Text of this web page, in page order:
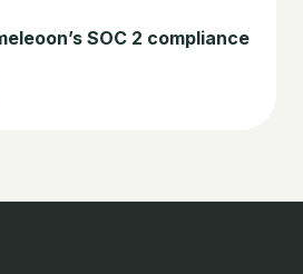
SOC 2 compliance